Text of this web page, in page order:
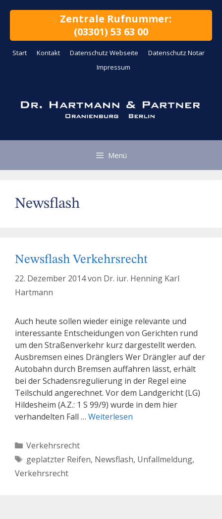
Zentrale Rufnummer:
(03301) 53 63 00
Start Kontakt Datenschutz Webseite
Datenschutz Notar
Impressum
Menü
Newsflash
Newsflash Verkehrsrecht
22. Dezember 2014von Dr. iur. Henning Karl
Hartmann
Auch heute sollen wieder einige relevante und
interessante Entscheidungen von Gerichten rund
um den Straßenverkehr kurz dargestellt werden.
Ausbremsen eines Dränglers Wer Drängler auf der
Autobahn durch Bremsen auffahren lässt, erhält
bei der Schadensregulierung in der Regel eine
Teilschuld angerechnet. Vor dem Landgericht (LG)
Hildesheim (A.Z.: 1 S 99/9) wurde in dem hier
verhandelten Fall … Weiterlesen
Kategorien
Verkehrsrecht
Schlagwörter
geplatzter Reifen, Newsflash, Unfallmeldung,
Verkehrsrecht